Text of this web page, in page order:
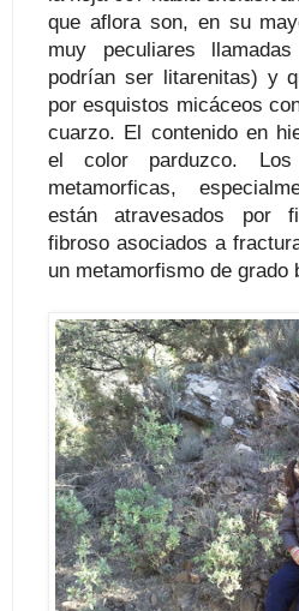
que aflora son, en su
muy peculiares
podrían ser litarenitas) y
por esquistos micáceos
cuarzo. El contenido en
el color parduzco.
metamorficas,
están atravesados por
fibroso asociados a
un metamorfismo de grado